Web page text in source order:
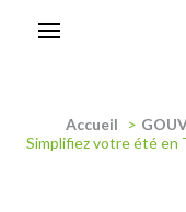
Accueil >
Simplifiez votre été en